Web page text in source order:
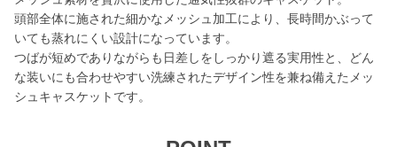
頭部全体に施された細かなメッシュ加工により、長時間かぶって
いても蒸れにくい設計になっています。
つばが短めでありながらも日差しをしっかり遮る実用性と、どん
な装いにも合わせやすい洗練されたデザイン性を兼ね備えたメッ
シュキャスケットです。